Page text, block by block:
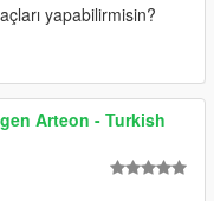
yapabilirmisin?
Arteon - Turkish